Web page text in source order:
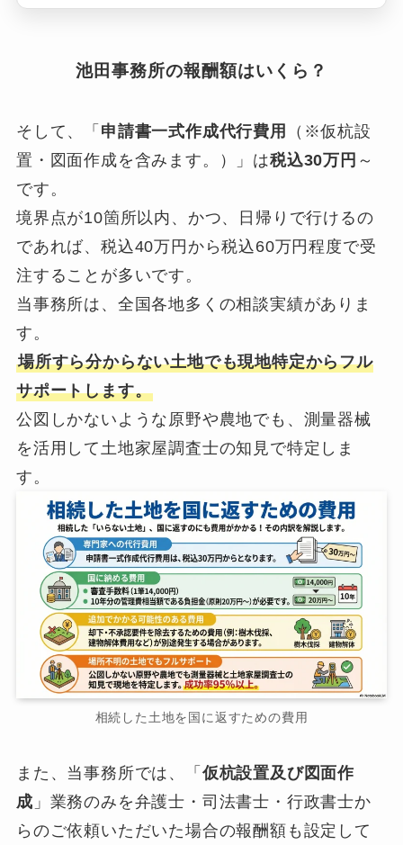
池田事務所の報酬額はいくら？
そして、「 申請書一式作成代行費用
（※仮杭設
置・図面作成を含みます。）」は税込30万円 ～
です。
境界点が10箇所以内、かつ、日帰りで行けるの
であれば、税込40万円から税込60万円程度で受
注することが多いです。
当事務所は、全国各地多くの相談実績がありま
す。
場所すら分からない土地でも現地特定からフル
サポートします。
公図しかないような原野や農地でも、測量器械
を活用して土地家屋調査士の知見で特定しま
す。
相続した土地を国に返すための費用
また、当事務所では、「 仮杭設置及び図面作
成 」業務のみを弁護士・司法書士・行政書士か
らのご依頼いただいた場合の報酬額も設定して